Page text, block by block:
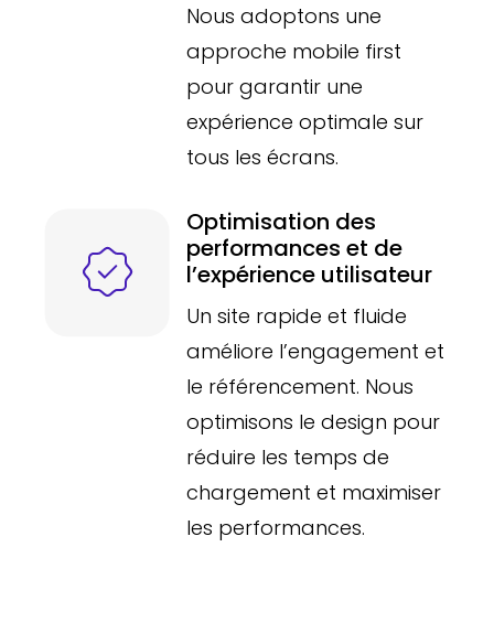
Nous adoptons une
approche mobile first
pour garantir une
expérience optimale sur
tous les écrans.
Optimisation des
performances et de
l’expérience utilisateur
Un site rapide et fluide
améliore l’engagement et
le référencement. Nous
optimisons le design pour
réduire les temps de
chargement et maximiser
les performances.